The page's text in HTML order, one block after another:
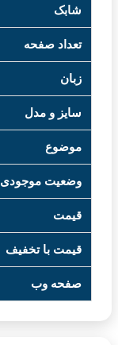
شابک
تعداد صفحه
زبان
سایز و مدل
موضوع
وضعیت موجودی
قیمت
قیمت با تخفیف
صفحه وب